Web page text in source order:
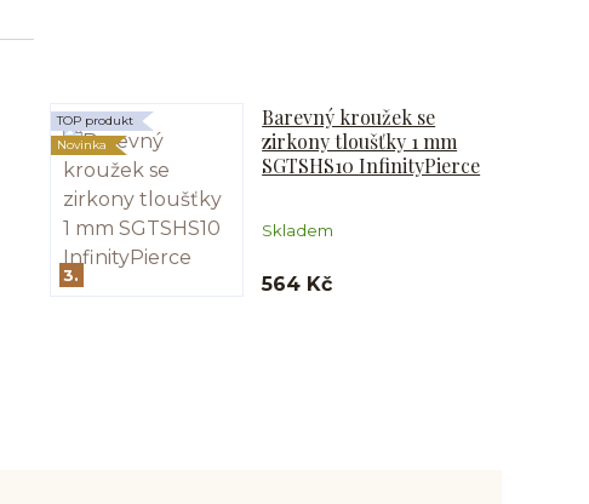
3.
Barevný kroužek se
zirkony tloušťky 1 mm
SGTSHS10 InfinityPierce
Skladem
TOP produkt
Novinka
564 Kč